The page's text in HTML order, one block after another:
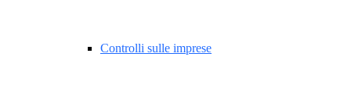
Controlli sulle imprese